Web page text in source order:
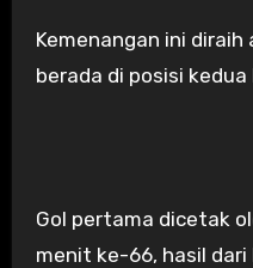
Kemenangan ini
berada di posisi kedua
Gol pertama dicetak
menit ke-66, hasil